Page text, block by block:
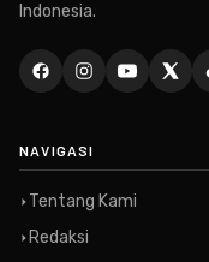
Indonesia.
NAVIGASI
Tentang Kami
Redaksi